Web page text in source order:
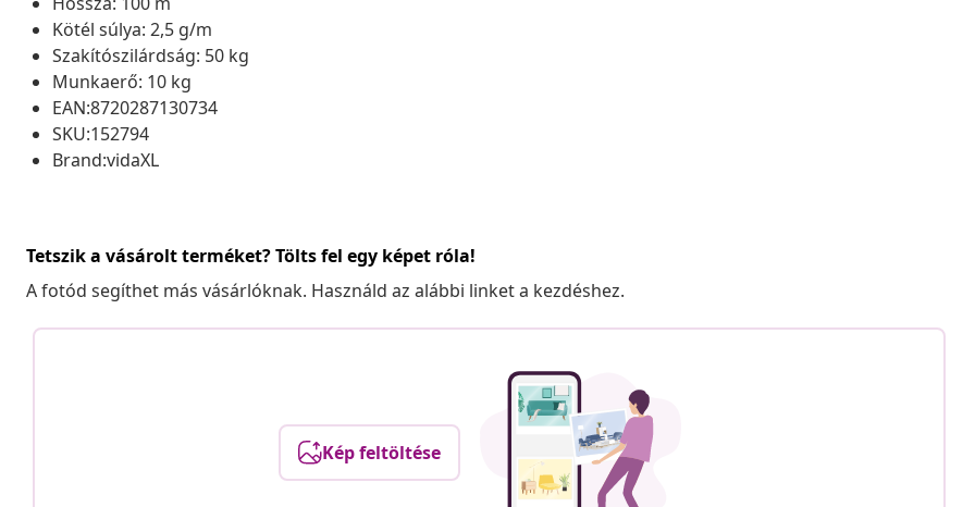
Kötél súlya: 2,5 g/m
Szakítószilárdság: 50 kg
Munkaerő: 10 kg
EAN:8720287130734
SKU:152794
Brand:vidaXL
Tetszik a vásárolt terméket? Tölts fel egy képet róla!
A fotód segíthet más vásárlóknak. Használd az alábbi linket a kezdéshez.
Kép feltöltése